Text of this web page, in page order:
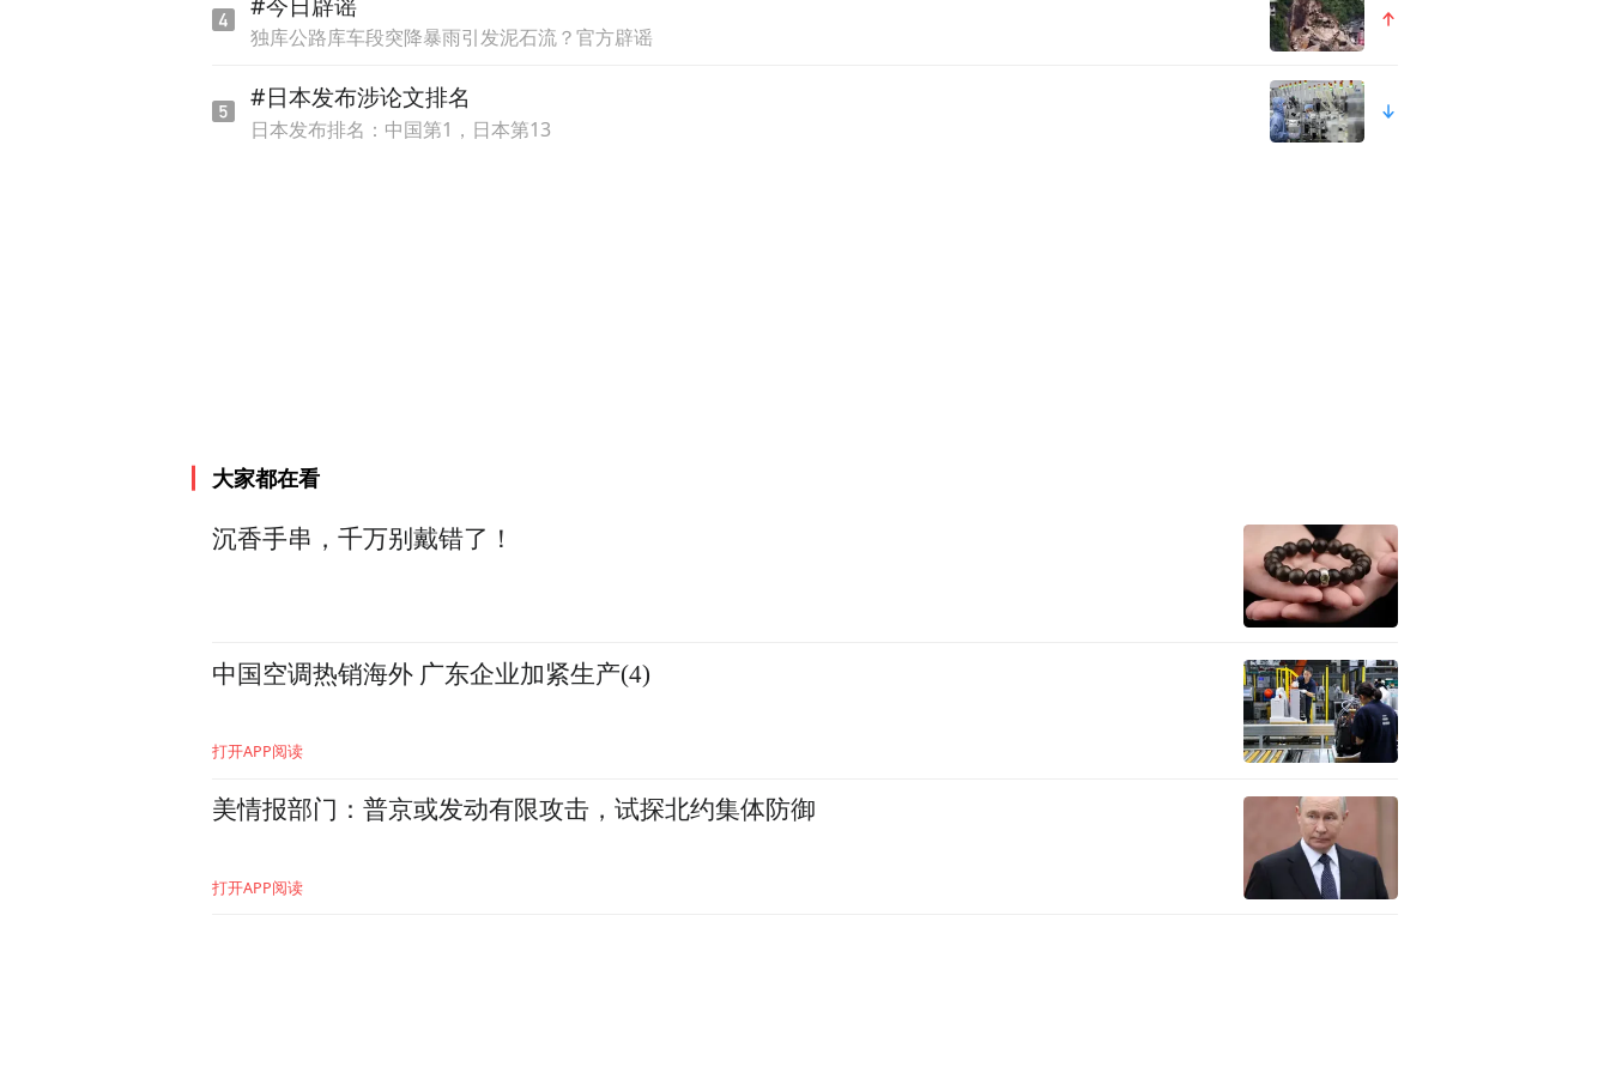
独库公路库车段突降暴雨引发泥石流？官方辟谣
#日本发布涉论文排名
日本发布排名：中国第1，日本第13
大家都在看
沉香手串，千万别戴错了！
中国空调热销海外 广东企业加紧生产(4)
打开APP阅读
美情报部门：普京或发动有限攻击，试探北约集体防御
打开APP阅读